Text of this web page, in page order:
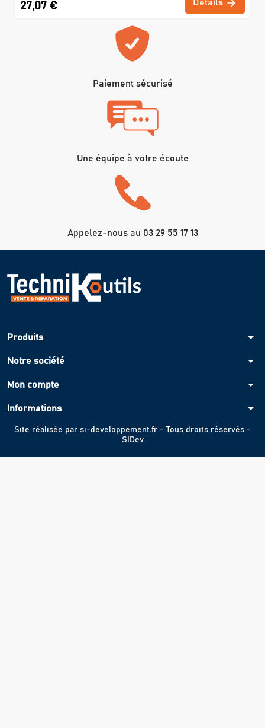
27,07 € Détails
Paiement sécurisé
Une équipe à votre écoute
Appelez-nous au 03 29 55 17 13
Produits arrow_drop_down
Notre société arrow_drop_down
Mon compte arrow_drop_down
Informations arrow_drop_down
Site réalisée par si-developpement.fr - Tous droits réservés -
SIDev